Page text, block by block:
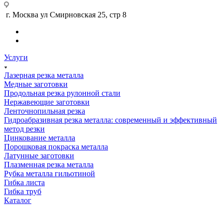
г. Москва ул Смирновская 25, стр 8
Услуги
Лазерная резка металла
Медные заготовки
Продольная резка рулонной стали
Нержавеющие заготовки
Ленточнопильная резка
Гидроабразивная резка металла: современный и эффективный
метод резки
Цинкование металла
Порошковая покраска металла
Латунные заготовки
Плазменная резка металла
Рубка металла гильотиной
Гибка листа
Гибка труб
Каталог